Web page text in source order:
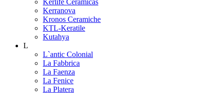
Kerranova
Kronos Ceramiche
KTL-Keratile
Kutahya
L
L`antic Colonial
La Fabbrica
La Faenza
La Fenice
La Platera